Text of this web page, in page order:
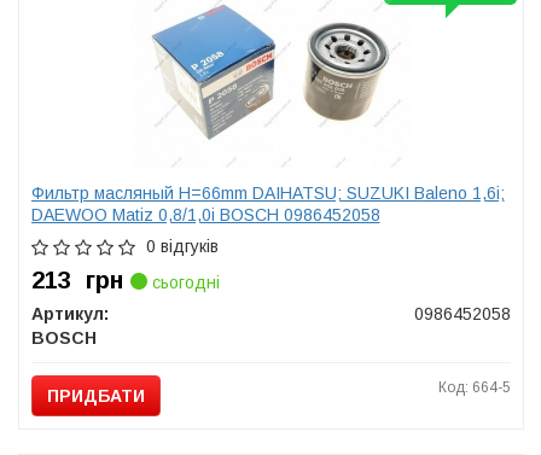
Фильтр масляный H=66mm DAIHATSU; SUZUKI Baleno 1,6i;
DAEWOO Matiz 0,8/1,0i BOSCH 0986452058
0 відгуків
213 грн
сьогодні
Артикул:
0986452058
BOSCH
ПРИДБАТИ Код: 664-5